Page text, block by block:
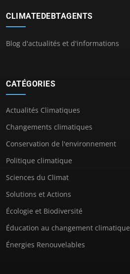
CLIMATEDEBTAGENTS
Blog d'actualités et d'informations
CATÉGORIES
Actualités Climatiques
Changements climatiques
Conservation de l'environnement
Politique climatique
Sciences du Climat
Solutions et Actions
Écologie et Biodiversité
Éducation au changement climatique
Énergies Renouvelables